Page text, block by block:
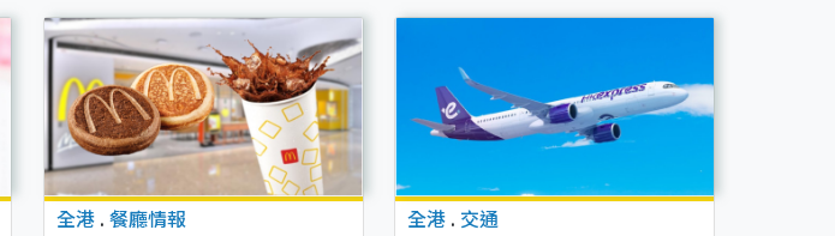
全港 . 餐廳情報 全港 . 交通